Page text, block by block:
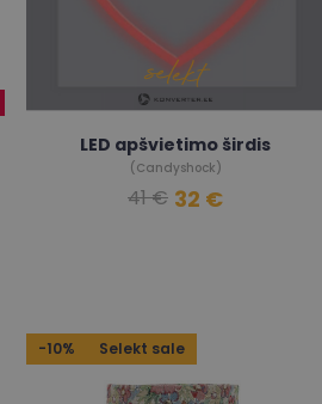
LED apšvietimo širdis
(Candyshock)
41 € 32 €
-10% Selekt sale